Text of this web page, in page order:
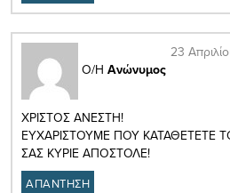
Ο/Η Ανώνυμος
23
ΧΡΙΣΤΟΣ ΑΝΕΣΤΗ!
ΕΥΧΑΡΙΣΤΟΥΜΕ ΠΟΥ ΚΑΤΑΘΕΤΕΤΕ
ΣΑΣ ΚΥΡΙΕ ΑΠΟΣΤΟΛΕ!
ΑΠΑΝΤΗΣΗ